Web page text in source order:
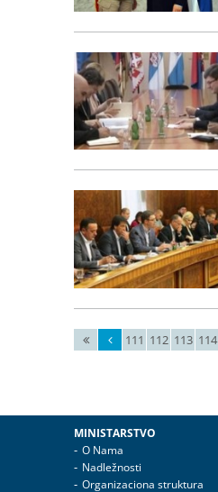
111 112 113 114
MINISTARSTVO
O Nama
Nadležnosti
Organizaciona struktura